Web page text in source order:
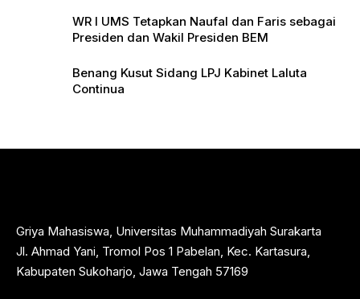
WR I UMS Tetapkan Naufal dan Faris sebagai
Presiden dan Wakil Presiden BEM
Benang Kusut Sidang LPJ Kabinet Laluta
Continua
Griya Mahasiswa, Universitas Muhammadiyah Surakarta
Jl. Ahmad Yani, Tromol Pos 1 Pabelan, Kec. Kartasura,
Kabupaten Sukoharjo, Jawa Tengah 57169